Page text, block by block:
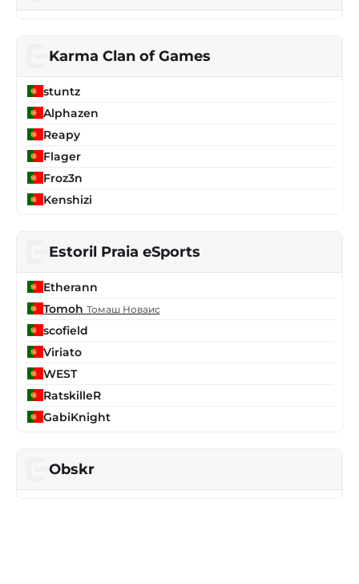
Karma Clan of Games
stuntz
Alphazen
Reapy
Flager
Froz3n
Kenshizi
Estoril Praia eSports
Etherann
Tomoh Томаш Новаис
scofield
Viriato
WEST
RatskilleR
GabiKnight
Obskr